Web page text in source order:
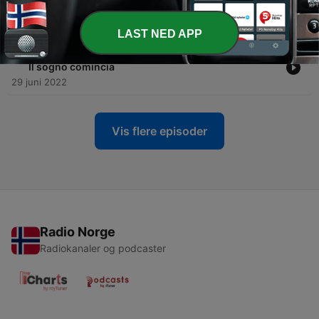
spegne le stelle verdeoro
04 juli 2022
4 - Spagna 82: Italia-Argentina 2-1, Maradona battuto.
Il sogno comincia
29 juni 2022
Vis flere episoder
Radio Norge
Radiokanaler og podcaster
LAST NED APP